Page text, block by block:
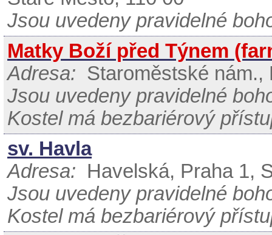
Jsou uvedeny pravidelné
Matky Boží před Týnem
Adresa: Staroměstské nám.,
Jsou uvedeny pravidelné
Kostel má bezbariérový
sv. Havla
Adresa: Havelská, Praha 1,
Jsou uvedeny pravidelné
Kostel má bezbariérový